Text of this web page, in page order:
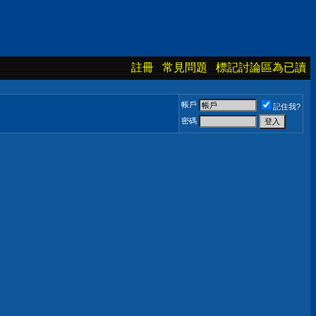
註冊 常見問題 標記討論區為已讀
帳戶
記住我?
密碼